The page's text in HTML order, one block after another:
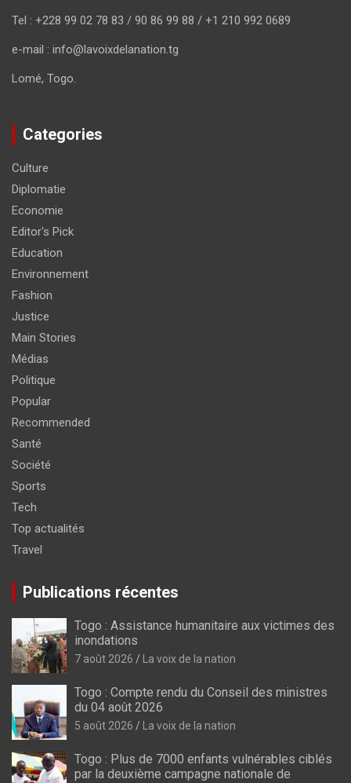
Tel : +228 99 02 78 83 / 90 86 99 88 / +1 210 992 0689
e-mail : info@lavoixdelanation.tg
Lomé, Togo.
Categories
Culture
Diplomatie
Economie
Editor's Pick
Education
Environnement
Fashion
Justice
Main Stories
Médias
Politique
Popular
Recommended
Santé
Société
Sports
Tech
Top actualités
Travel
Publications récentes
Togo : Assistance humanitaire aux victimes des
inondations
7 août 2026 La voix de la nation
Togo : Compte rendu du Conseil des ministres
du 04 août 2026
5 août 2026 La voix de la nation
Togo : Plus de 7000 enfants vulnérables ciblés
par la deuxième campagne nationale de